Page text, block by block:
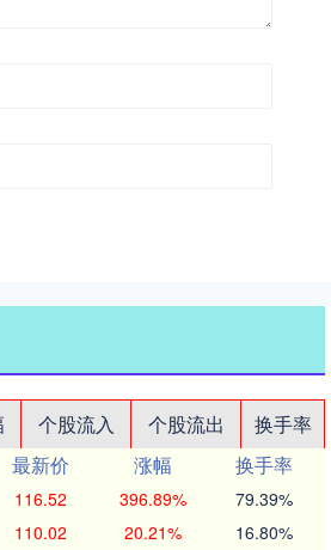
个股流入 个股流出
换手率
最新价 涨幅
换手率
116.52 396.89% 79.39%
110.02 20.21% 16.80%